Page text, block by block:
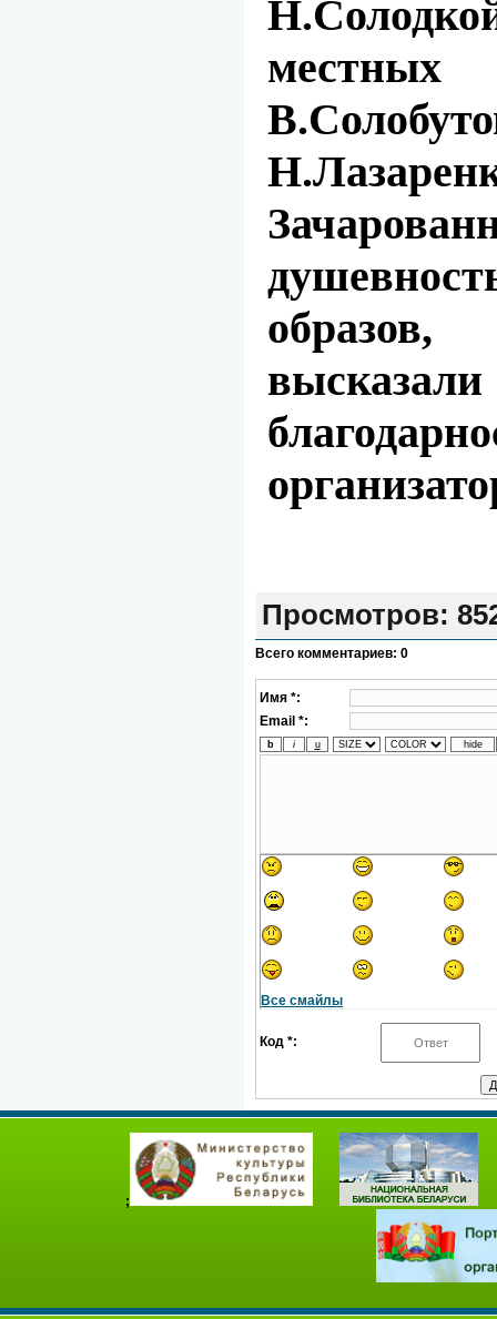
Просмотров:
Всего комментариев: 0
Имя *:
Email *:
Все смайлы
Код *:
;